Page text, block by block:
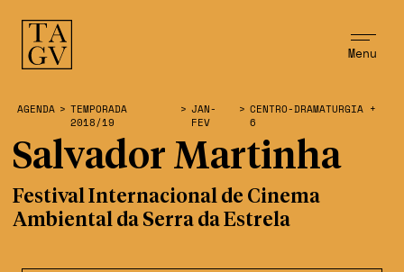
Menu
AGENDA > TEMPORADA
2018/19
> JAN-
FEV
> CENTRO-DRAMATURGIA +
6
Salvador Martinha
Festival Internacional de Cinema
Ambiental da Serra da Estrela